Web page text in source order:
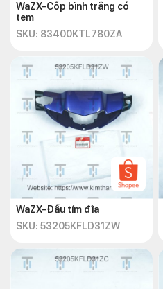
WaZX-Cốp bình trắng có
tem
SKU: 83400KTL780ZA
WaZX-Đầu tím đĩa
SKU: 53205KFLD31ZW